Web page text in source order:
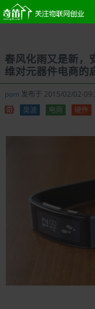
春风化雨又是新，
维对元器件电商的
pom 发布于 2015/02/02-
吴波
电商 硬件